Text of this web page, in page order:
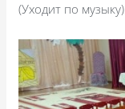
(Уходит по музыку)